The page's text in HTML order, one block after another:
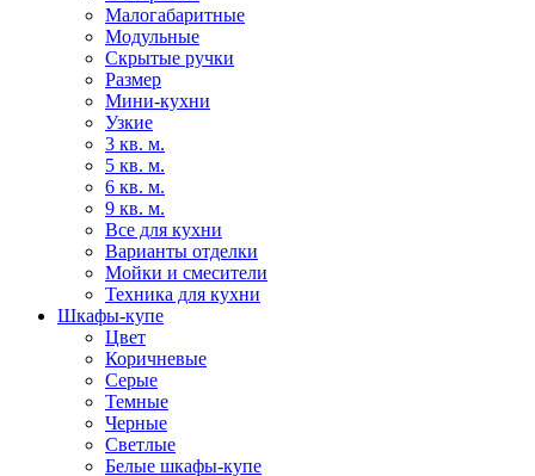
Малогабаритные
Модульные
Скрытые ручки
Размер
Мини-кухни
Узкие
3 кв. м.
5 кв. м.
6 кв. м.
9 кв. м.
Все для кухни
Варианты отделки
Мойки и смесители
Техника для кухни
Шкафы-купе
Цвет
Коричневые
Серые
Темные
Черные
Светлые
Белые шкафы-купе